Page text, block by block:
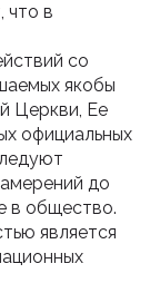
что в
со
якобы
Церкви, Ее
официальных
до
в общество.
является